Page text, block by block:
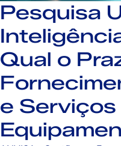
Pesquisa
Qual o
e Serviços